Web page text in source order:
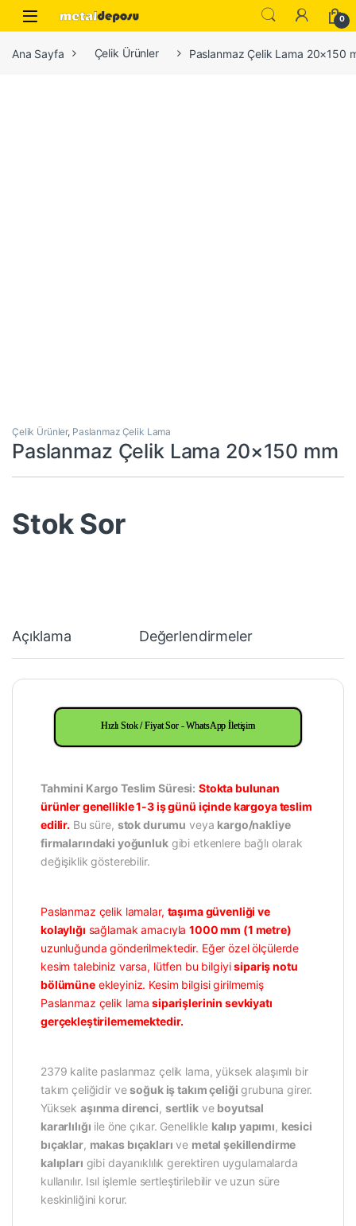
Skip to navigation
Skip to content
0
Ana Sayfa Çelik Ürünler Paslanmaz Çelik Lama 20×150
Çelik Ürünler, Paslanmaz Çelik Lama
Paslanmaz Çelik Lama 20×150 mm
Stok Sor
Açıklama Değerlendirmeler
Hızlı Stok / Fiyat Sor - WhatsApp İletişim
Tahmini Kargo Teslim Süresi: Stokta bulunan
ürünler genellikle 1-3 iş günü içinde kargoya teslim
edilir. Bu süre, stok durumu veya kargo/nakliye
firmalarındaki yoğunlukgibi etkenlere bağlı olarak
değişiklik gösterebilir.
Paslanmaz çelik lamalar, taşıma güvenliği ve
kolaylığı sağlamak amacıyla1000 mm (1 metre)
uzunluğunda gönderilmektedir. Eğer özel ölçülerde
kesim talebiniz varsa, lütfen bu bilgiyisipariş notu
bölümüneekleyiniz. Kesim bilgisi girilmemiş
Paslanmaz çelik lama siparişlerinin sevkiyatı
gerçekleştirilememektedir.
2379 kalite paslanmaz çelik lama, yüksek alaşımlı bir
takım çeliğidir vesoğuk iş takım çeliği grubuna girer.
Yüksekaşınma direnci, sertlikve boyutsal
kararlılığı ile öne çıkar. Genellikle kalıp yapımı, kesici
bıçaklar, makas bıçakları ve metal şekillendirme
kalıpları gibi dayanıklılık gerektiren uygulamalarda
kullanılır. Isıl işlemle sertleştirilebilir ve uzun süre
keskinliğini korur.